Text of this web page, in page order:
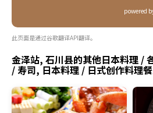
powered
此页面是通过谷歌翻译API翻译。
金泽站, 石川县的其他日本料理 /
/ 寿司, 日本料理 / 日式创作料理